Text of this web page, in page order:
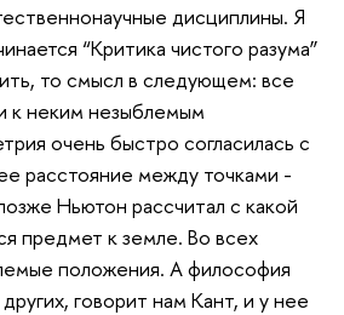
дисциплины. Я
“Критика чистого разума”
то смысл в следующем: все
к неким незыблемым
очень быстро согласилась с
расстояние между точками -
Ньютон рассчитал с какой
предмет к земле. Во всех
положения. А философия
говорит нам Кант, и у нее